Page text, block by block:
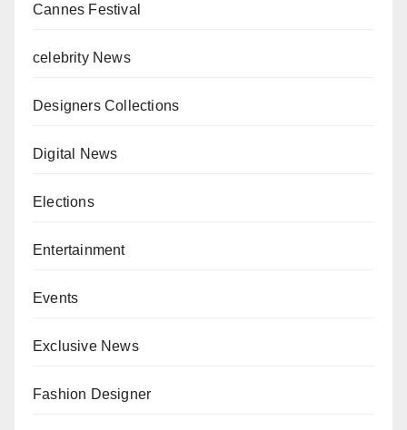
Cannes Festival
celebrity News
Designers Collections
Digital News
Elections
Entertainment
Events
Exclusive News
Fashion Designer